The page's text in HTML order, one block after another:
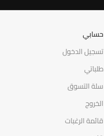
حسابي
تسجيل الدخول
طلباتي
سلة التسوق
الخروج
قائمة الرغبات